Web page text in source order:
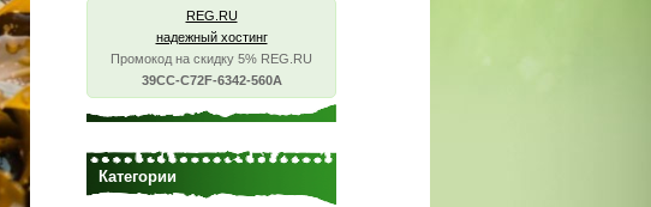
REG.RU
надежный хостинг
Промокод на скидку 5% REG.RU
39CC-C72F-6342-560A
Категории